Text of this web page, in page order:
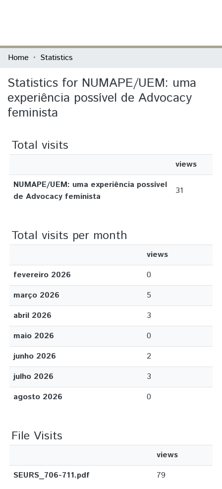
Communities & Collections
All of DSpace
Home Statistics
Statistics for NUMAPE/UEM: uma
experiência possível de Advocacy
feminista
Total visits
views
NUMAPE/UEM: uma experiência possível
de Advocacy feminista
31
Total visits per month
views
fevereiro 2026
0
março 2026
5
abril 2026
3
maio 2026
0
junho 2026
2
julho 2026
3
agosto 2026
0
File Visits
views
SEURS_706-711.pdf
79